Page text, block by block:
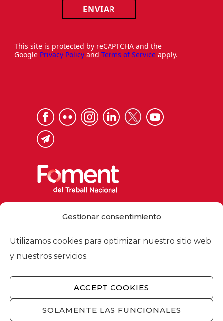
Gestionar consentimiento
Utilizamos cookies para optimizar nuestro sitio web
y nuestros servicios.
ACCEPT COOKIES
SOLAMENTE LAS FUNCIONALES
ENVIAR
This site is protected by reCAPTCHA and the
Google Privacy Policy and Terms of Service apply.
foment@foment.com
© 2026 - Foment del Treball Nacional